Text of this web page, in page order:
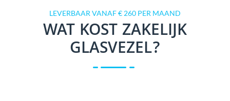
LEVERBAAR VANAF € 260 PER MAAND
WAT KOST ZAKELIJK
GLASVEZEL?